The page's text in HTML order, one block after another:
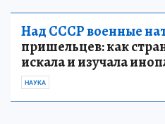
Над СССР военные
пришельцев: как
искала и изучала
НАУКА